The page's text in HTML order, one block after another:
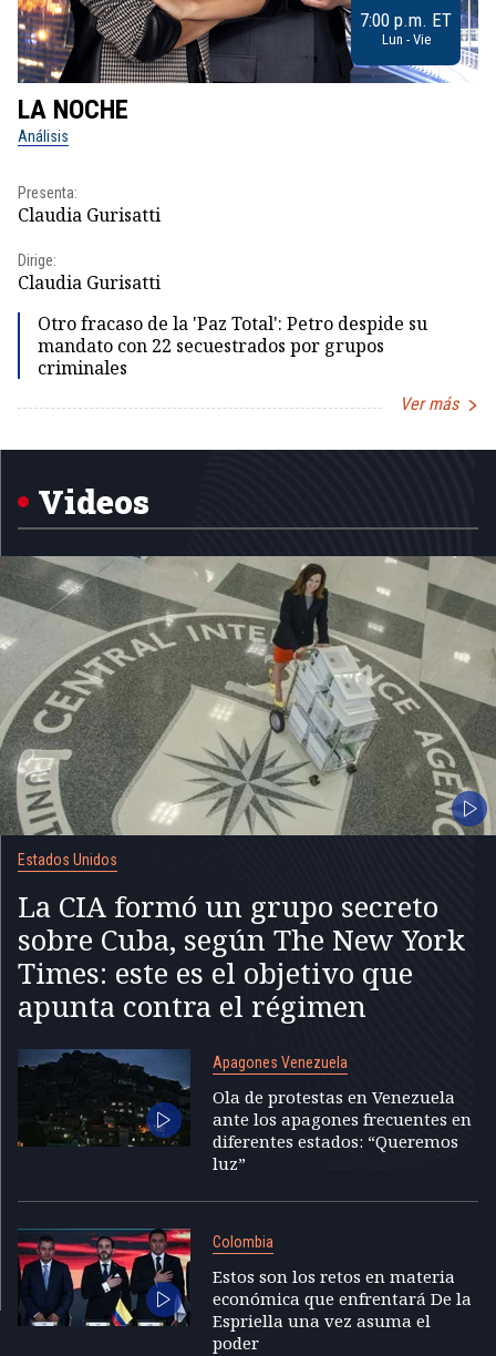
7:00 p.m. ET
Lun - Vie
LA NOCHE
Análisis
Presenta:
Claudia Gurisatti
Dirige:
Claudia Gurisatti
Otro fracaso de la 'Paz Total': Petro despide su
mandato con 22 secuestrados por grupos
criminales
Ver más
1
Videos
Estados Unidos
La CIA formó un grupo secreto
sobre Cuba, según The New York
Times: este es el objetivo que
apunta contra el régimen
Apagones Venezuela
Ola de protestas en Venezuela
ante los apagones frecuentes en
diferentes estados: “Queremos
luz”
Colombia
Estos son los retos en materia
económica que enfrentará De la
Espriella una vez asuma el
poder